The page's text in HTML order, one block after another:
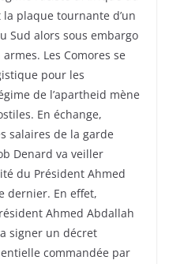
plaque tournante d’un
Sud alors sous embargo
Les Comores se
pour les
de l’apartheid mène
En échange,
salaires de la garde
Denard va veiller
du Président Ahmed
dernier. En effet,
Ahmed Abdallah
signer un décret
commandée par